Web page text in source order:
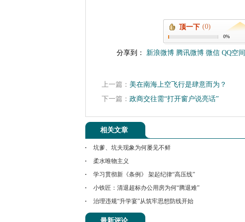
顶一下 (0)
0%
分享到： 新浪微博 腾讯微博 微信 QQ空间
上一篇： 美在南海上空飞行是肆意而为？
下一篇： 政商交往需“打开窗户说亮话”
相关文章
坑爹、坑夫现象为何屡见不鲜
柔水唯物主义
学习贯彻新《条例》 架起纪律“高压线”
小铁匠：清退超标办公用房为何“腾退难”
治理违规“升学宴”从筑牢思想防线开始